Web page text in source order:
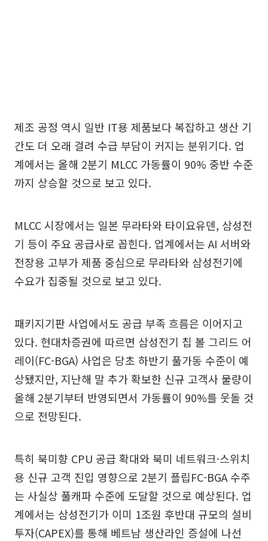
제조 공정 역시 일반 IT용 제품보다 복잡하고 생산 기
간도 더 오래 걸려 수급 부담이 커지는 분위기다. 업
계에서는 올해 2분기 MLCC 가동률이 90% 중반 수준
까지 상승할 것으로 보고 있다.
MLCC 시장에서는 일본 무라타와 타이요유덴, 삼성전
기 등이 주요 공급사로 꼽힌다. 업계에서는 AI 서버와
전장용 고부가 제품 중심으로 무라타와 삼성전기에
수요가 집중될 것으로 보고 있다.
패키지기판 사업에서도 공급 부족 흐름은 이어지고
있다. 현대차증권에 따르면 삼성전기 칩 볼 그리드 어
레이(FC-BGA) 사업은 당초 하반기 풀가동 수준이 예
상됐지만, 지난해 말 추가 확보한 신규 고객사 물량이
올해 2분기부터 반영되면서 가동률이 90%를 웃돌 것
으로 전망된다.
특히 북미향 CPU 공급 확대와 북미 네트워크·스위치
용 신규 고객 진입 영향으로 2분기 플립FC-BGA 수주
는 사실상 풀캐파 수준에 도달할 것으로 예상된다. 업
계에서는 삼성전기가 이미 1조원 후반대 규모의 설비
투자(CAPEX)를 통해 베트남 생산라인 증설에 나선